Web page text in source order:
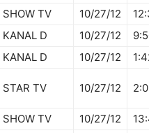
SHOW TV 10/27/12
KANAL D 10/27/12
KANAL D 10/27/12
STAR TV 10/27/12
SHOW TV 10/27/12